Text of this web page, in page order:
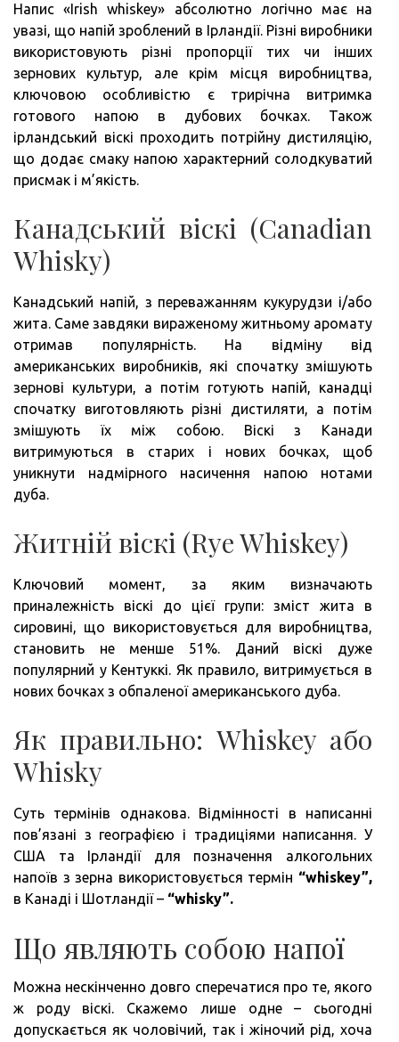
Напис «Irish whiskey» абсолютно логічно має на
увазі, що напій зроблений в Ірландії. Різні виробники
використовують різні пропорції тих чи інших
зернових культур, але крім місця виробництва,
ключовою особливістю є трирічна витримка
готового напою в дубових бочках. Також
ірландський віскі проходить потрійну дистиляцію,
що додає смаку напою характерний солодкуватий
присмак і м’якість.
Канадський віскі (Canadian
Whisky)
Канадський напій, з переважанням кукурудзи і/або
жита. Саме завдяки вираженому житньому аромату
отримав популярність. На відміну від
американських виробників, які спочатку змішують
зернові культури, а потім готують напій, канадці
спочатку виготовляють різні дистиляти, а потім
змішують їх між собою. Віскі з Канади
витримуються в старих і нових бочках, щоб
уникнути надмірного насичення напою нотами
дуба.
Житній віскі (Rye Whiskey)
Ключовий момент, за яким визначають
приналежність віскі до цієї групи: зміст жита в
сировині, що використовується для виробництва,
становить не менше 51%. Даний віскі дуже
популярний у Кентуккі. Як правило, витримується в
нових бочках з обпаленої американського дуба.
Як правильно: Whiskey або
Whisky
Суть термінів однакова. Відмінності в написанні
пов’язані з географією і традиціями написання. У
США та Ірландії для позначення алкогольних
напоїв з зерна використовується термін “whiskey”,
в Канаді і Шотландії – “whisky”.
Що являють собою напої
Можна нескінченно довго сперечатися про те, якого
ж роду віскі. Скажемо лише одне – сьогодні
допускається як чоловічий, так і жіночий рід, хоча